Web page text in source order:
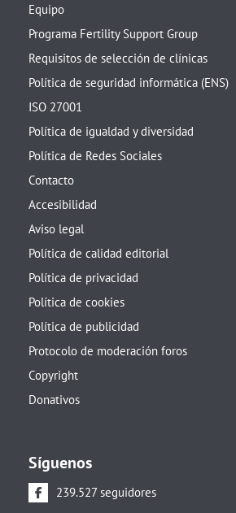
Equipo
Programa Fertility Support Group
Requisitos de selección de clínicas
Política de seguridad informática (ENS)
ISO 27001
Política de igualdad y diversidad
Política de Redes Sociales
Contacto
Accesibilidad
Aviso legal
Política de calidad editorial
Política de privacidad
Política de cookies
Política de publicidad
Protocolo de moderación foros
Copyright
Donativos
Síguenos
239.527 seguidores